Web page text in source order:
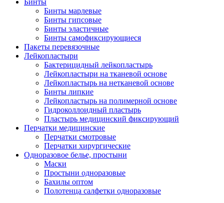
Бинты
Бинты марлевые
Бинты гипсовые
Бинты эластичные
Бинты самофиксирующиеся
Пакеты перевязочные
Лейкопластыри
Бактерицидный лейкопластырь
Лейкопластыри на тканевой основе
Лейкопластырь на нетканевой основе
Бинты липкие
Лейкопластырь на полимерной основе
Гидроколлоидный пластырь
Пластырь медицинский фиксирующий
Перчатки медицинские
Перчатки смотровые
Перчатки хирургические
Одноразовое белье, простыни
Маски
Простыни одноразовые
Бахилы оптом
Полотенца салфетки одноразовые